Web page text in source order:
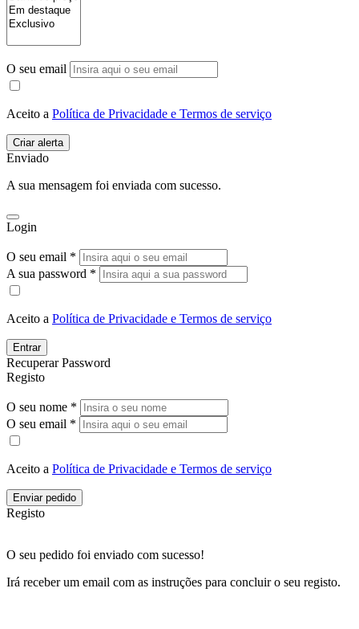
O seu email
Aceito a Política de Privacidade e Termos de serviço
Enviado
A sua mensagem foi enviada com sucesso.
Login
O seu email *
A sua password *
Aceito a Política de Privacidade e Termos de serviço
Entrar
Recuperar Password
Registo
O seu nome *
O seu email *
Aceito a Política de Privacidade e Termos de serviço
Enviar pedido
Registo
O seu pedido foi enviado com sucesso!
Irá receber um email com as instruções para concluir o seu registo.